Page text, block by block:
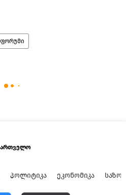
ᲞᲝᲚᲘᲢᲘᲙᲐ ᲔᲙᲝᲜᲝᲛᲘᲙᲐ